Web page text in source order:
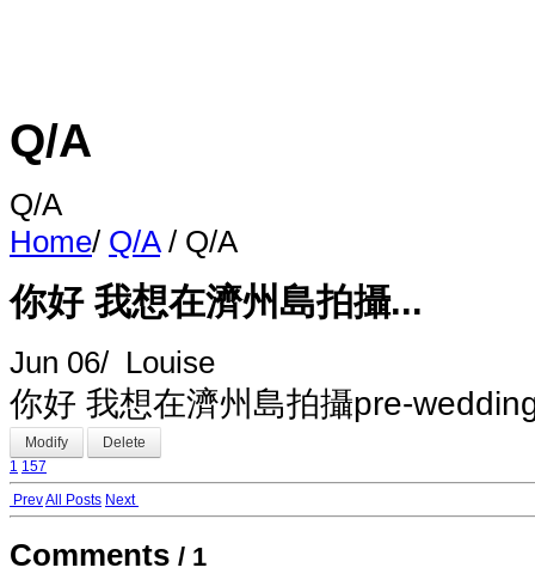
Q/A
Q/A
Home/ Q/A / Q/A
你好 我想在濟州島拍攝...
Jun 06/ Louise
你好 我想在濟州島拍攝pre-
Modify
Delete
1 157
PrevAll Posts Next
Comments / 1